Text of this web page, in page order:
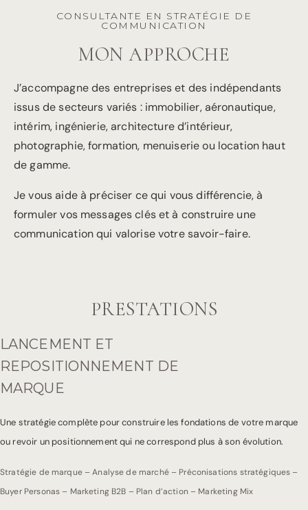
CONSULTANTE EN STRATÉGIE DE
COMMUNICATION
MON APPROCHE
J’accompagne des entreprises et des indépendants
issus de secteurs variés : immobilier, aéronautique,
intérim, ingénierie, architecture d’intérieur,
photographie, formation, menuiserie ou location haut
de gamme.
Je vous aide à préciser ce qui vous différencie, à
formuler vos messages clés et à construire une
communication qui valorise votre savoir-faire.
PRESTATIONS
LANCEMENT ET
REPOSITIONNEMENT DE
MARQUE
Une stratégie complète pour construire les fondations de votre marque
ou revoir un positionnement qui ne correspond plus à son évolution.
Stratégie de marque – Analyse de marché – Préconisations stratégiques –
Buyer Personas – Marketing B2B – Plan d’action – Marketing Mix